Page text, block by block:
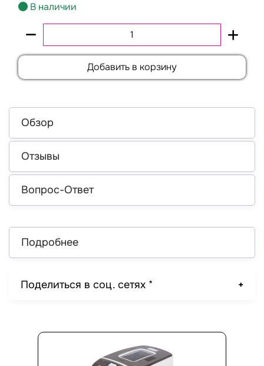
В наличии
Добавить в корзину
Обзор
Отзывы
Вопрос-Ответ
Подробнее
Поделиться в соц. сетях *